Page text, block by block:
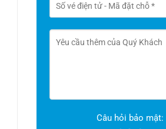
Câu hỏi bảo mật: